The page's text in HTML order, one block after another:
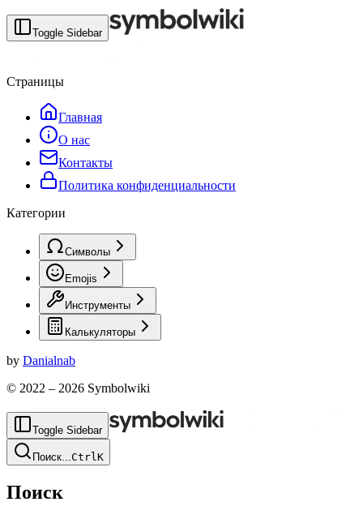
Toggle Sidebar
Страницы
Главная
О нас
Контакты
Политика конфиденциальности
Категории
Символы
Emojis
Инструменты
Калькуляторы
by Danialnab
© 2022 – 2026 Symbolwiki
Toggle Sidebar
Поиск...CtrlK
Поиск